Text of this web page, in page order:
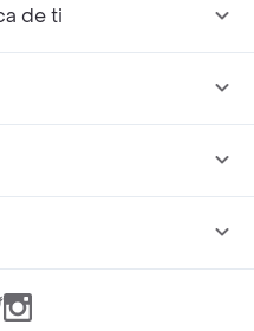
de ti
Instagram